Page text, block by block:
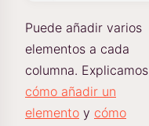
Puede añadir varios
elementos a cada
columna. Explicamos
cómo añadir un
elemento y cómo